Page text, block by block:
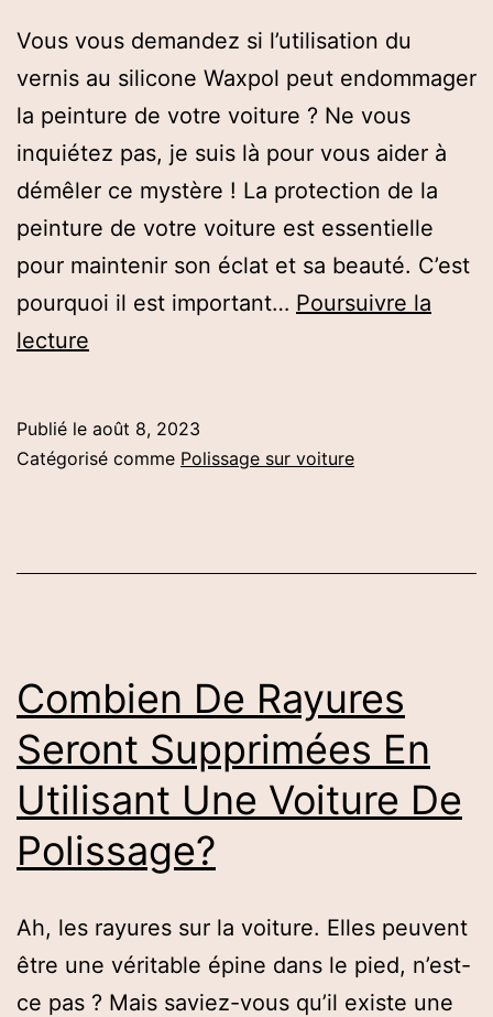
Vous vous demandez si l’utilisation du
vernis au silicone Waxpol peut endommager
la peinture de votre voiture ? Ne vous
inquiétez pas, je suis là pour vous aider à
démêler ce mystère ! La protection de la
peinture de votre voiture est essentielle
pour maintenir son éclat et sa beauté. C’est
pourquoi il est important… Poursuivre la
lecture
Le
Peinture
De
La
Voiture?
Publié le août 8, 2023
Catégorisé comme Polissage sur voiture
Combien De Rayures
Seront Supprimées En
Utilisant Une Voiture De
Polissage?
Ah, les rayures sur la voiture. Elles peuvent
être une véritable épine dans le pied, n’est-
ce pas ? Mais saviez-vous qu’il existe une